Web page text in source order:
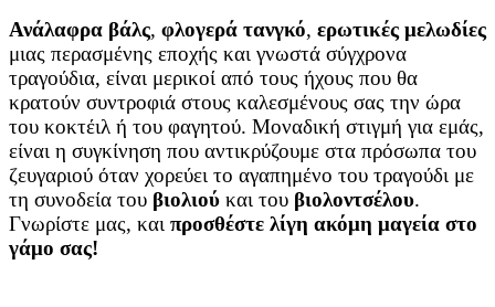
Ανάλαφρα βάλς, φλογερά τανγκό, ερωτικές μελωδίες
μιας περασμένης εποχής και γνωστά σύγχρονα
τραγούδια, είναι μερικοί από τους ήχους που θα
κρατούν συντροφιά στους καλεσμένους σας την ώρα
του κοκτέιλ ή του φαγητού. Μοναδική στιγμή για εμάς,
είναι η συγκίνηση που αντικρύζουμε στα πρόσωπα του
ζευγαριού όταν χορεύει το αγαπημένο του τραγούδι με
τη συνοδεία του βιολιού και του βιολοντσέλου.
Γνωρίστε μας, και προσθέστε λίγη ακόμη μαγεία στο
γάμο σας!